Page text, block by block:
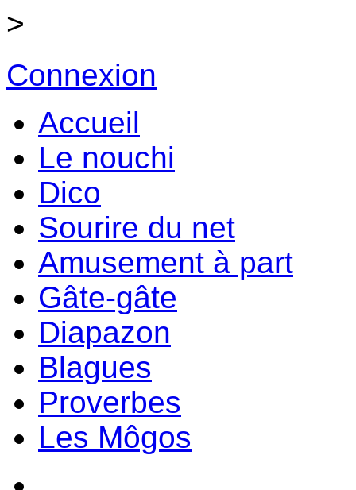
>
Connexion
Accueil
Le nouchi
Dico
Sourire du net
Amusement à part
Gâte-gâte
Diapazon
Blagues
Proverbes
Les Môgos